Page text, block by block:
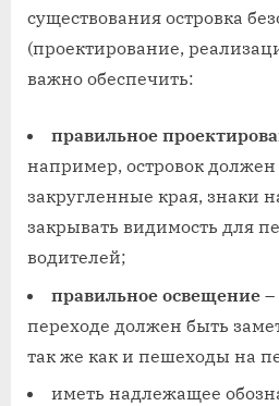
существования островка
(проектирование,
важно обеспечить:
правильное
например, островок
закругленные края, знаки
закрывать видимость для
водителей;
правильное освещение –
переходе должен быть
так же как и пешеходы на
иметь надлежащее